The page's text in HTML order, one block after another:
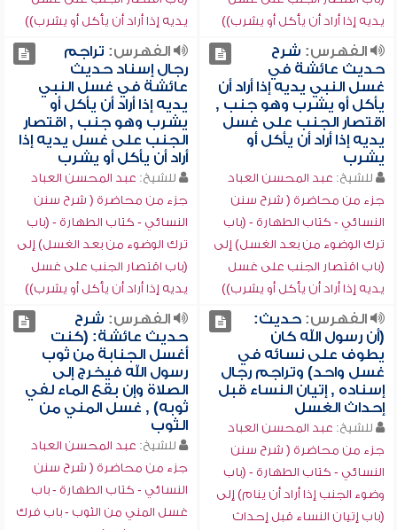
يديه إذا أراد أن يأكل أو يشرب))
يديه إذا أراد أن يأكل أو يشرب))
الفهرس: شرح
حديث عائشة في
غسل النبي يديه إذا أراد أن
يأكل أو يشرب وهو جنب ,
اقتصار الجنب على غسل
يديه إذا أراد أن يأكل أو
يشرب
للشيخ: عبد المحسن العباد
جزء من محاضرة ( شرح سنن
النسائي - كتاب الطهارة - (باب
ترك الوضوء من بعد الغسل) إلى
(باب اقتصار الجنب على غسل
يديه إذا أراد أن يأكل أو يشرب))
الفهرس: تراجم
رجال إسناد حديث
عائشة في غسل النبي
يديه إذا أراد أن يأكل أو
يشرب وهو جنب , اقتصار
الجنب على غسل يديه إذا
أراد أن يأكل أو يشرب
للشيخ: عبد المحسن العباد
جزء من محاضرة ( شرح سنن
النسائي - كتاب الطهارة - (باب
ترك الوضوء من بعد الغسل) إلى
(باب اقتصار الجنب على غسل
يديه إذا أراد أن يأكل أو يشرب))
الفهرس:حديث:
(أن رسول الله كان
يطوف على نسائه في
غسل واحد) وتراجم رجال
إسناده , إتيان النساء قبل
إحداث الغسل
للشيخ: عبد المحسن العباد
جزء من محاضرة ( شرح سنن
النسائي - كتاب الطهارة - (باب
وضوء الجنب إذا أراد أن ينام) إلى
(باب إتيان النساء قبل إحداث
الفهرس: شرح
حديث عائشة: (كنت
أغسل الجنابة من ثوب
رسول الله فيخرج إلى
الصلاة وإن بقع الماء لفي
ثوبه) , غسل المني من
الثوب
للشيخ: عبد المحسن العباد
جزء من محاضرة ( شرح سنن
النسائي - كتاب الطهارة - باب
غسل المني من الثوب - باب فرك